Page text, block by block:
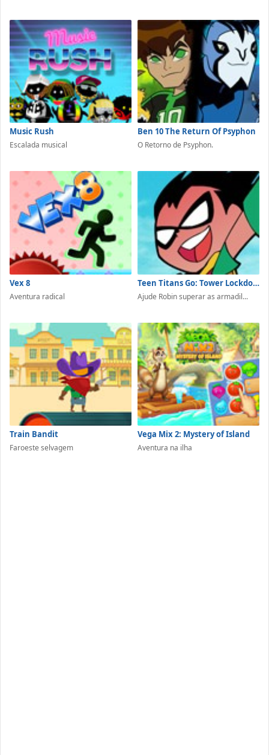
Music Rush
Escalada musical
Ben 10 The Return Of Psyphon
O Retorno de Psyphon.
Vex 8
Aventura radical
Teen Titans Go: Tower Lockdown
Ajude Robin superar as armadil...
Train Bandit
Faroeste selvagem
Vega Mix 2: Mystery of Island
Aventura na ilha